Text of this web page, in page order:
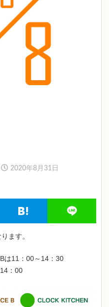
2020年8月31日
ます。
は11：00～14：30
：00